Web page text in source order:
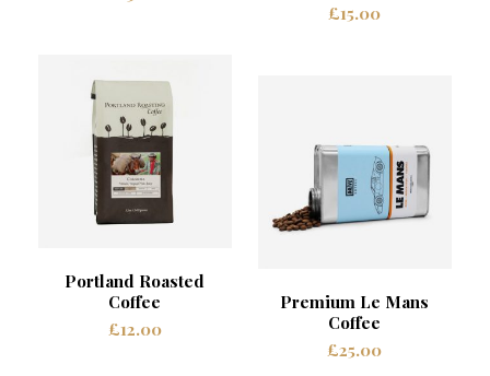
£15.00
Portland Roasted
Coffee
£12.00
Premium Le Mans
Coffee
£25.00